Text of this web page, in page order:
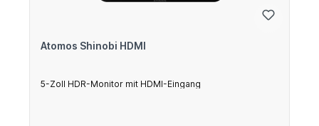
Atomos Shinobi HDMI
5-Zoll HDR-Monitor mit HDMI-Eingang